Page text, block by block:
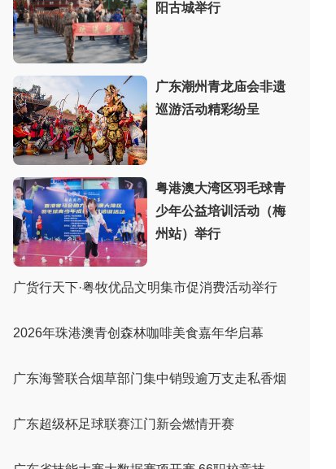
阳古城举行
广东潮州青龙庙会非遗
巡游活动精彩纷呈
粤港澳大湾区羽毛球青
少年公益培训活动（梅
州站）举行
广货行天下·粤牧优品文明集市促消费活动举行
2026年珠港澳青创森林咖啡美食嘉年华启幕
广东海警联合烟草部门集中销毁逾万支走私香烟
广东超级杯足球联赛江门新会燃情开赛